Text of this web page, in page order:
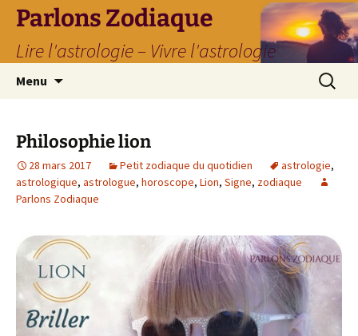
Parlons Zodiaque
Lire l'astrologie – Vivre l'astrologie
Menu
Philosophie lion
28 mars 2017 Petit zodiaque du quotidien astrologie,
astrologique, astrologue, horoscope, Lion, Signe, zodiaque
Parlons Zodiaque